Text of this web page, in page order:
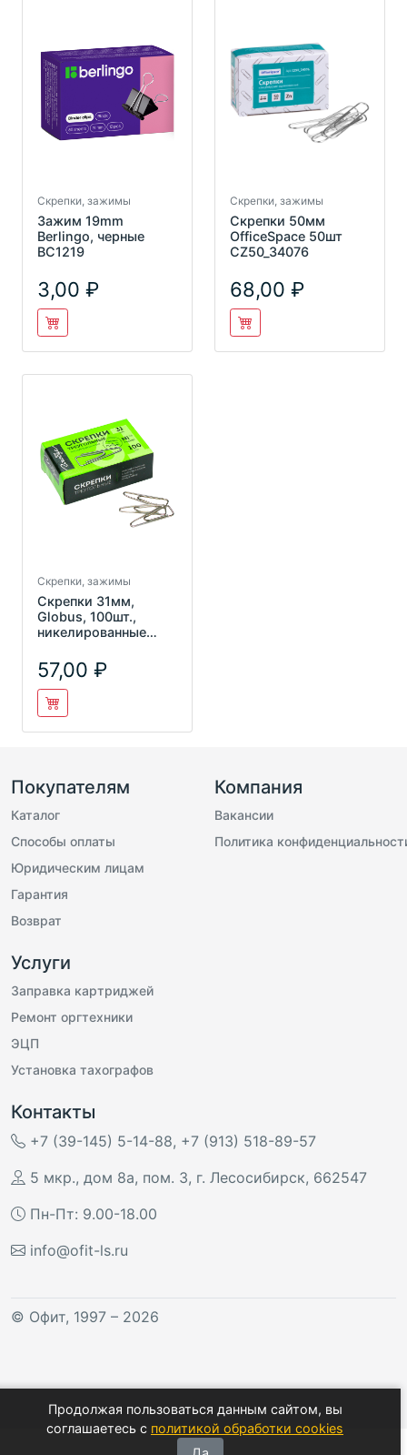
Скрепки, зажимы
Зажим 19mm
Berlingo, черные
BC1219
3,00
Скрепки, зажимы
Скрепки 50мм
OfficeSpace 50шт
CZ50_34076
68,00
Скрепки, зажимы
Скрепки 31мм,
Globus, 100шт.,
никелированные
отогнутым носик
57,00
Продолжая пользоваться данным сайтом, вы
соглашаетесь с политикой обработки cookies
Покупателям
Каталог
Способы оплаты
Юридическим лицам
Гарантия
Возврат
Компания
Вакансии
Политика
Услуги
Заправка картриджей
Ремонт оргтехники
ЭЦП
Установка тахографов
Контакты
+7 (39-145) 5-14-88, +7 (913) 518-89-57
5 мкр., дом 8а, пом. 3, г. Лесосибирск, 662547
Пн-Пт: 9.00-18.00
info@ofit-ls.ru
© Офит, 1997 – 2026